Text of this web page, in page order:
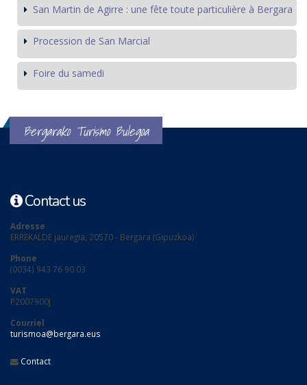
San Martin de Agirre : une fête toute particulière à Bergara
Procession de San Marcial
Foire du samedi
Bergarako Turismo Bulegoa
Contact us
Adresse
ERREKALDE jauregia, 20570 - Bergara (Gipuzkoa)
Phone
(0034) 943 76 90 03
VAT
P2007900J
Courriel
turismoa@bergara.eus
Contact